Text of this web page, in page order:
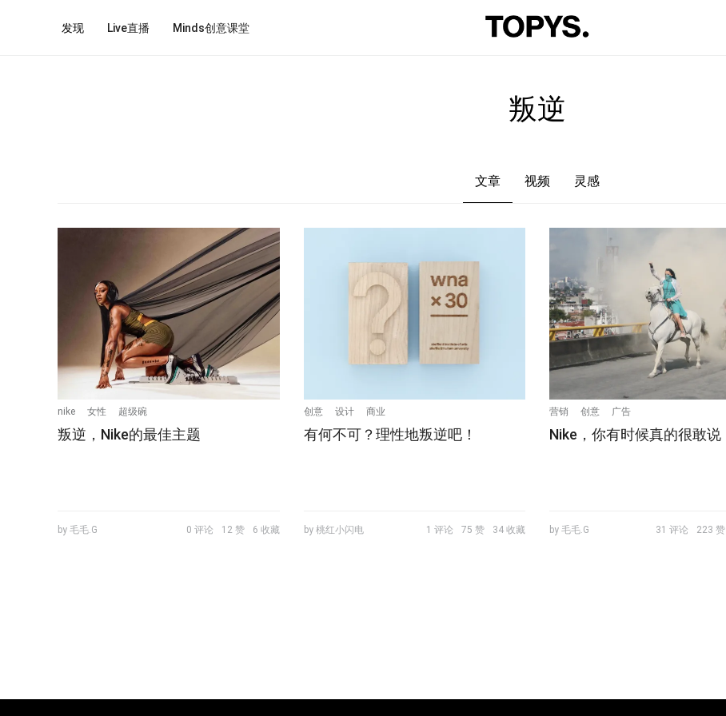
发现 Live直播 Minds创意课堂
文章 视频 灵感
nike 女性 超级碗
叛逆，Nike的最佳主题
by 毛毛.G 0 评论 12 赞 6 收藏
创意 设计 商业
​有何不可？理性地叛逆吧！
by 桃红小闪电 1 评论 75 赞 34 收藏
营销 创意 广告
Nike，你有时候真的很敢说
by 毛毛.G 31 评论 223 赞